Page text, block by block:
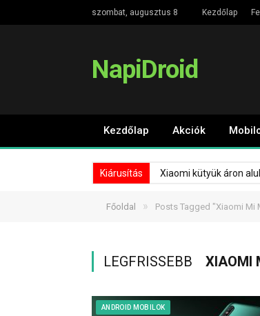
szombat, augusztus 8 Kezdőlap
NapiDroid
Kezdőlap Akciók
Kiárusítás Xiaomi kütyük áron alul
Főoldal » Posts Tagged "Xiaomi Mi
LEGFRISSEBB XIAOMI
ANDROID MOBILOK